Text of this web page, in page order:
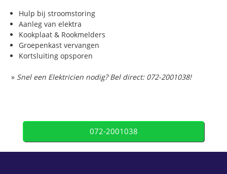
Hulp bij stroomstoring
Aanleg van elektra
Kookplaat & Rookmelders
Groepenkast vervangen
Kortsluiting opsporen
» Snel een Elektricien nodig? Bel direct: 072-2001038!
072-2001038